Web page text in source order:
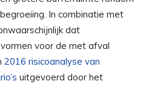
In combinatie met
dat
voor de met afval
2016 risicoanalyse van
uitgevoerd door het